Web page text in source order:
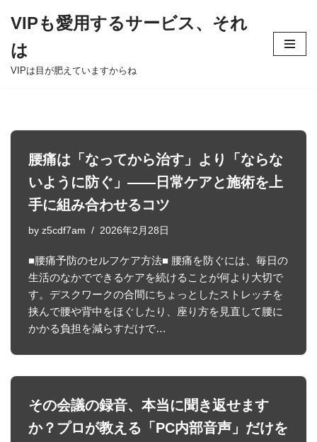
to
content
VIPも愛用するサービス、それ
は
VIPは目が肥えていますからね
腰痛は「なってから治す」より「ならな
いように防ぐ」――日常ケアと施術を上
手に組み合わせるコツ
by z5cdf7am 2026年2月28日
■腰痛予防のセルフケア方法■ 腰痛を防ぐには、毎日の
生活のなかでできるケアを続けることが何より大切で
す。デスクワークの合間にちょっとしたストレッチを
挟んで腰や背中をほぐしたり、座り方を見直して腰に
かかる負担を減らすだけで…
その会議の録音、本当に聞き返せます
か？プロが教える「PC内部音声」だけを